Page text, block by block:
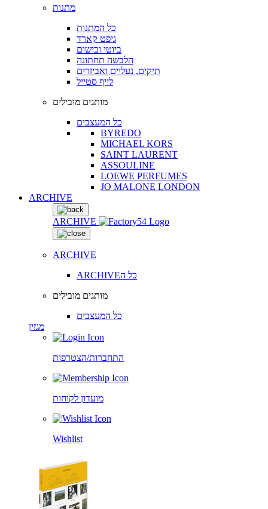
מתנות
כל המתנות
גיפט קארד
ביוטי ובישום
הלבשה תחתונה
תיקים, נעליים ואביזרים
לייף סטייל
מותגים מובילים
כל המעצבים
BYREDO
MICHAEL KORS
SAINT LAURENT
ASSOULINE
LOEWE PERFUMES
JO MALONE LONDON
ARCHIVE
ARCHIVE
ARCHIVE
ARCHIVEכל ה
מותגים מובילים
כל המעצבים
מגזין
התחברות/הצטרפות
מועדון לקוחות
Wishlist